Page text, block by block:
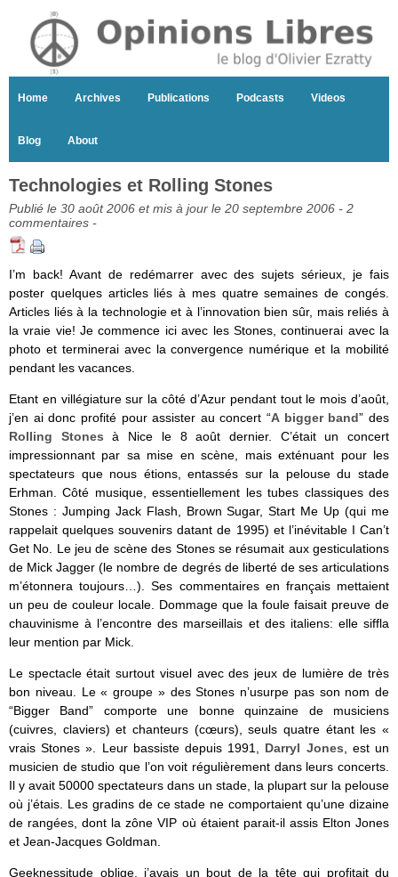
Home Archives Publications Podcasts Videos
Blog About
Technologies et Rolling Stones
Publié le 30 août 2006 et mis à jour le 20 septembre 2006 - 2
commentaires -
I’m back! Avant de redémarrer avec des sujets sérieux, je fais
poster quelques articles liés à mes quatre semaines de congés.
Articles liés à la technologie et à l’innovation bien sûr, mais reliés à
la vraie vie! Je commence ici avec les Stones, continuerai avec la
photo et terminerai avec la convergence numérique et la mobilité
pendant les vacances.
Etant en villégiature sur la côté d’Azur pendant tout le mois d’août,
j’en ai donc profité pour assister au concert “A bigger band” des
Rolling Stones à Nice le 8 août dernier. C’était un concert
impressionnant par sa mise en scène, mais exténuant pour les
spectateurs que nous étions, entassés sur la pelouse du stade
Erhman. Côté musique, essentiellement les tubes classiques des
Stones : Jumping Jack Flash, Brown Sugar, Start Me Up (qui me
rappelait quelques souvenirs datant de 1995) et l’inévitable I Can’t
Get No. Le jeu de scène des Stones se résumait aux gesticulations
de Mick Jagger (le nombre de degrés de liberté de ses articulations
m’étonnera toujours…). Ses commentaires en français mettaient
un peu de couleur locale. Dommage que la foule faisait preuve de
chauvinisme à l’encontre des marseillais et des italiens: elle siffla
leur mention par Mick.
Le spectacle était surtout visuel avec des jeux de lumière de très
bon niveau. Le « groupe » des Stones n’usurpe pas son nom de
“Bigger Band” comporte une bonne quinzaine de musiciens
(cuivres, claviers) et chanteurs (cœurs), seuls quatre étant les «
vrais Stones ». Leur bassiste depuis 1991, Darryl Jones, est un
musicien de studio que l’on voit régulièrement dans leurs concerts.
Il y avait 50000 spectateurs dans un stade, la plupart sur la pelouse
où j’étais. Les gradins de ce stade ne comportaient qu’une dizaine
de rangées, dont la zône VIP où étaient parait-il assis Elton Jones
et Jean-Jacques Goldman.
Geeknessitude oblige, j’avais un bout de la tête qui profitait du